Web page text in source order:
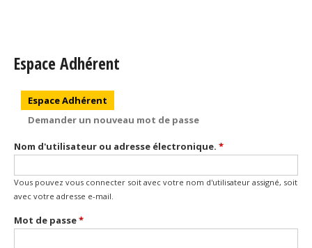
Espace Adhérent
Onglets principaux
Espace Adhérent
Demander un nouveau mot de passe
Nom d'utilisateur ou adresse électronique. *
Vous pouvez vous connecter soit avec votre nom d'utilisateur assigné, soit
avec votre adresse e-mail.
Mot de passe*